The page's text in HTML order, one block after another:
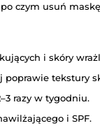
czym usuń
i skóry
poprawie tekstury
razy w tygodniu.
i SPF.